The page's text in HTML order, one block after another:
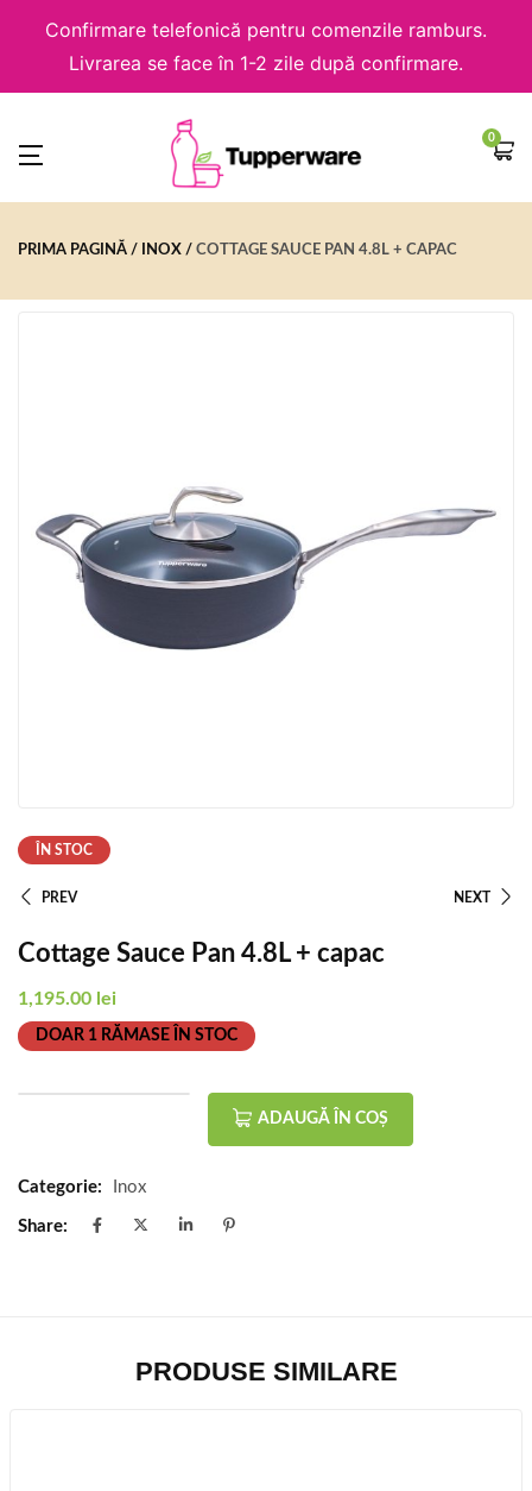
Confirmare telefonică pentru comenzile ramburs.
Livrarea se face în 1-2 zile după confirmare.
0
PRIMA PAGINĂ INOX COTTAGE SAUCE PAN 4.8L + CAPAC
ÎN STOC
PREV NEXT
Cottage Sauce Pan 4.8L + capac
1,195.00 lei
DOAR 1 RĂMASE ÎN STOC
ADAUGĂ ÎN COȘ
Categorie: Inox
Share:
PRODUSE SIMILARE